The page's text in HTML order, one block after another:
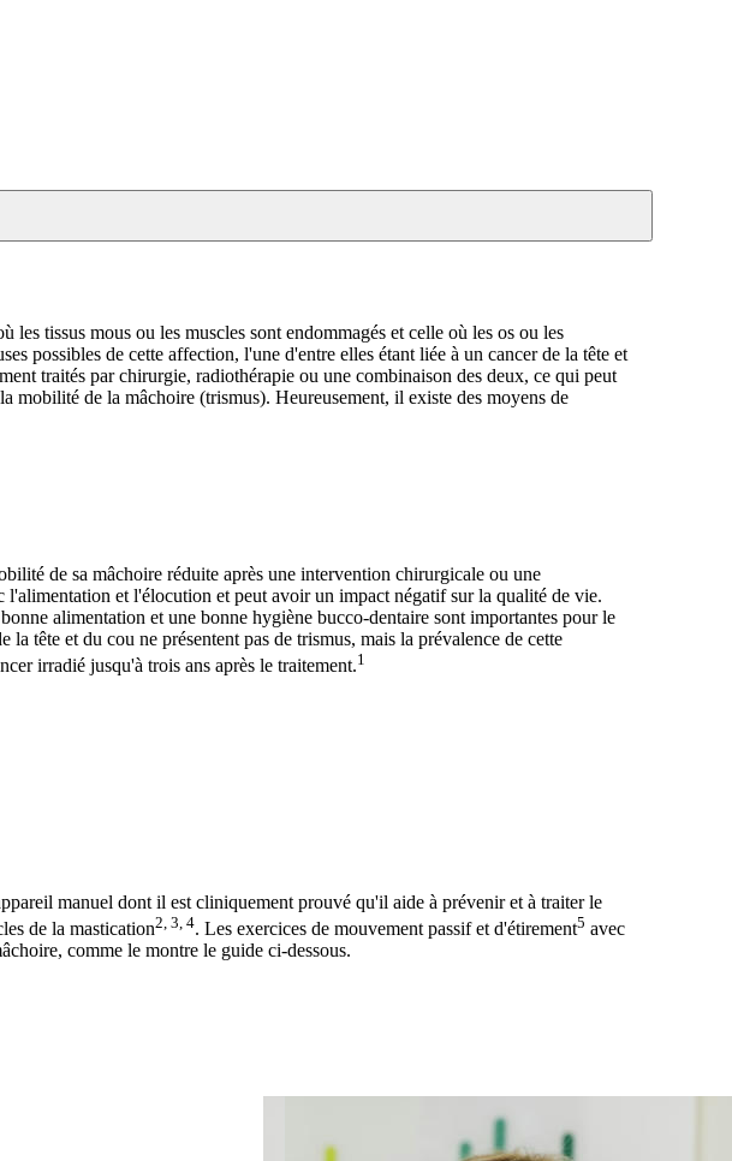
les tissus mous ou les muscles sont endommagés et celle où les os ou les
possibles de cette affection, l'une d'entre elles étant liée à un cancer de la tête et
traités par chirurgie, radiothérapie ou une combinaison des deux, ce qui peut
mobilité de la mâchoire (trismus). Heureusement, il existe des moyens de
de sa mâchoire réduite après une intervention chirurgicale ou une
et l'élocution et peut avoir un impact négatif sur la qualité de vie.
alimentation et une bonne hygiène bucco-dentaire sont importantes pour le
la tête et du cou ne présentent pas de trismus, mais la prévalence de cette
irradié jusqu'à trois ans après le traitement.1
manuel dont il est cliniquement prouvé qu'il aide à prévenir et à traiter le
de la mastication2, 3, 4. Les exercices de mouvement passif et d'étirement5 avec
comme le montre le guide ci-dessous.